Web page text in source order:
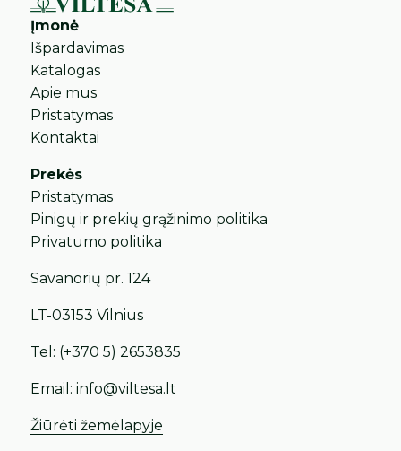
Įmonė
Išpardavimas
Katalogas
Apie mus
Pristatymas
Kontaktai
Prekės
Pristatymas
Pinigų ir prekių grąžinimo politika
Privatumo politika
Savanorių pr. 124
LT-03153 Vilnius
Tel: (+370 5) 2653835
Email:info@viltesa.lt
Žiūrėti žemėlapyje